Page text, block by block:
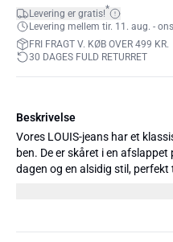
Levering er gratis!*
Levering mellem tir. 11. aug. -
FRI FRAGT V. KØB OVER 499 KR.
30 DAGES FULD RETURRET
Beskrivelse
Vores LOUIS-jeans har et
ben. De er skåret i en
dagen og en alsidig stil,
elegante outfits. Fremstillet af